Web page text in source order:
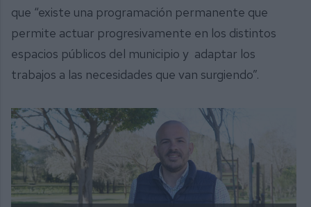
que “existe una programación permanente que
permite actuar progresivamente en los distintos
espacios públicos del municipio y adaptar los
trabajos a las necesidades que van surgiendo”.